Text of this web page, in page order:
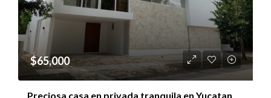
$65,000
Preciosa casa en privada tranquila en Yucatan